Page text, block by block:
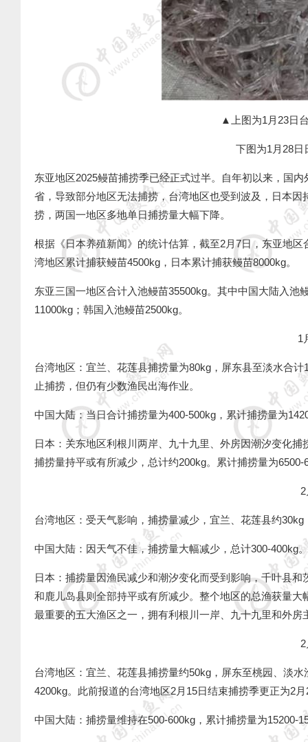
▲上图为1月23日
下图为1月28日
东亚地区2025鳗苗捕捞季已经正式过半。自年初以来，国
省，导致部分地区无法捕捞，台湾地区也受到波及，日本
捞，两国一地区多地单日捕捞量大幅下降。
根据《日本养殖新闻》的统计估算，截至2月7日，东亚地区
湾地区累计捕获鳗苗4500kg ，日本累计捕获鳗苗8000kg。
东亚三国一地区合计入池鳗苗35500kg。其中中国大陆入池
11000kg ；韩国入池鳗苗2500kg。
1
台湾地区：宜兰、花莲县捕捞量为80kg ，屏东县至淡水合计
止捕捞，但仍有少数渔民出海作业。
中国大陆：当日合计捕捞量为400-500kg ，累计捕捞量为
日本：关东地区利根川两岸、九十九里、外房因潮汐变化
捕捞量持平或有所减少，总计约200kg。累计捕捞量为6500-
2
台湾地区：受天气影响，捕捞量减少，宜兰、花莲县约30kg
中国大陆：因天气不佳，捕捞量大幅减少，总计300-400kg
日本：捕捞量因渔民减少和潮汐变化而受到影响，千叶县
和鹿儿岛县则全部持平或有所减少。整个地区的总渔获量大
最重要的五大渔区之一，拥有利根川一岸、九十九里和外房
2
台湾地区：宜兰、花莲县捕捞量约50kg ，屏东至桃园、淡水
4200kg。此前报道的台湾地区2月 15日结束捕捞季更正为2月
中国大陆：捕捞量维持在500-600kg ，累计捕捞量为15200-